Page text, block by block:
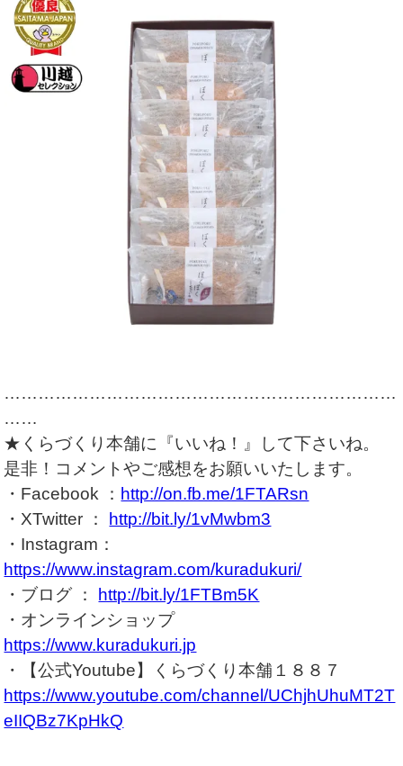
……………………………………………………………
……
★くらづくり本舗に『いいね！』して下さいね。
是非！コメントやご感想をお願いいたします。
・Facebook ： http://on.fb.me/1FTARsn
・XTwitter ：
http://bit.ly/1vMwbm3
・Instagram：
https://www.instagram.com/kuradukuri/
・ブログ ：
http://bit.ly/1FTBm5K
・オンラインショップ
https://www.kuradukuri.jp
・【公式Youtube】くらづくり本舗１８８７
https://www.youtube.com/channel/UChjhUhuMT2T
eIIQBz7KpHkQ